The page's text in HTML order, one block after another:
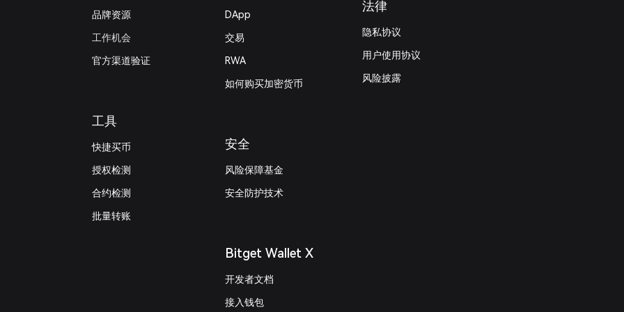
品牌资源
工作机会
官方渠道验证
工具
快捷买币
授权检测
合约检测
批量转账
DApp
交易
RWA
如何购买加密货币
安全
风险保障基金
安全防护技术
Bitget Wallet X
开发者文档
接入钱包
法律
隐私协议
用户使用协议
风险披露